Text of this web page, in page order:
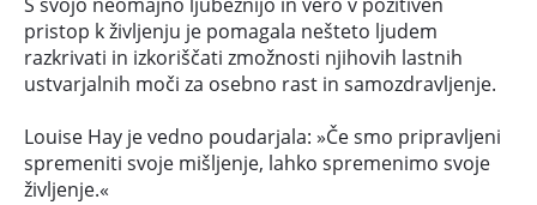
pristop k življenju je pomagala nešteto ljudem
razkrivati in izkoriščati zmožnosti njihovih lastnih
ustvarjalnih moči za osebno rast in samozdravljenje.
Louise Hay je vedno poudarjala: »Če smo pripravljeni
spremeniti svoje mišljenje, lahko spremenimo svoje
življenje.«